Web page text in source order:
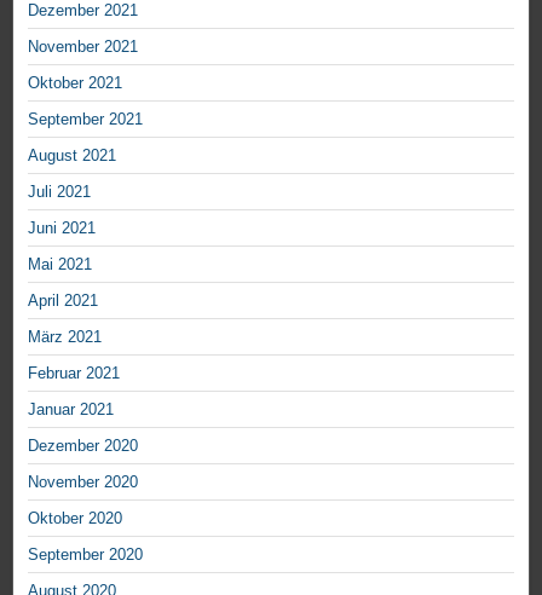
Dezember 2021
November 2021
Oktober 2021
September 2021
August 2021
Juli 2021
Juni 2021
Mai 2021
April 2021
März 2021
Februar 2021
Januar 2021
Dezember 2020
November 2020
Oktober 2020
September 2020
August 2020